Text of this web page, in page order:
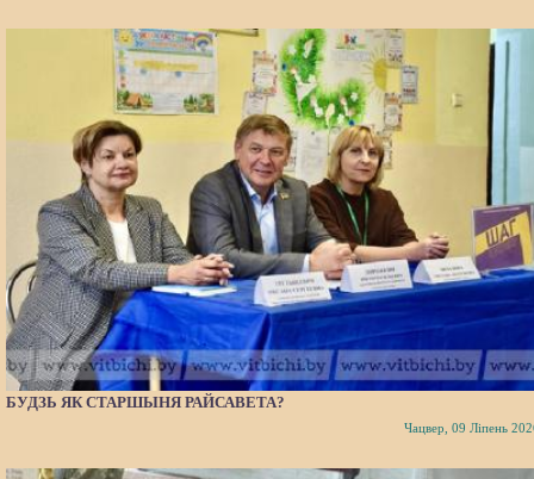
БУДЗЬ ЯК СТАРШЫНЯ РАЙСАВЕТА?
Чацвер, 09 Ліпень